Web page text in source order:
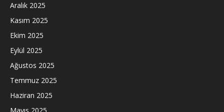
Aralık 2025
Kasım 2025
Ekim 2025
Eylül 2025
Ağustos 2025
Temmuz 2025
Haziran 2025